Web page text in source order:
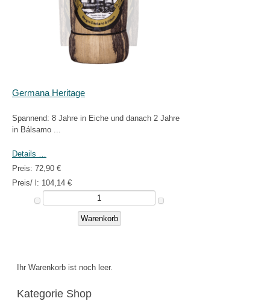
Germana Heritage
Spannend: 8 Jahre in Eiche und danach 2 Jahre
in Bálsamo ...
Details …
Preis: 72,90 €
Preis/ l: 104,14 €
Ihr Warenkorb ist noch leer.
Kategorie Shop